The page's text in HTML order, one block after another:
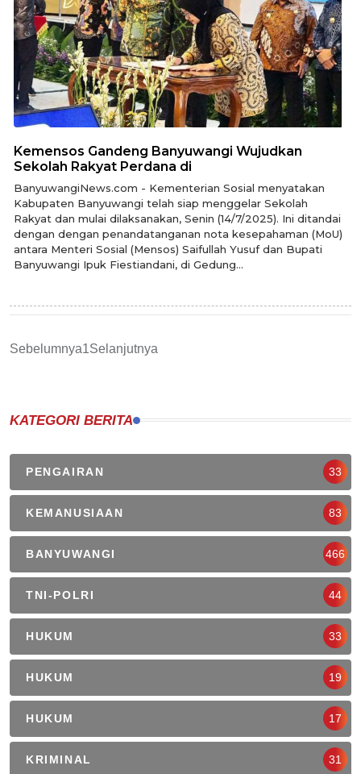
Kemensos Gandeng Banyuwangi Wujudkan
Sekolah Rakyat Perdana di
BanyuwangiNews.com - Kementerian Sosial menyatakan
Kabupaten Banyuwangi telah siap menggelar Sekolah
Rakyat dan mulai dilaksanakan, Senin (14/7/2025). Ini ditandai
dengan dengan penandatanganan nota kesepahaman (MoU)
antara Menteri Sosial (Mensos) Saifullah Yusuf dan Bupati
Banyuwangi Ipuk Fiestiandani, di Gedung...
Sebelumnya1Selanjutnya
KATEGORI BERITA
PENGAIRAN 33
KEMANUSIAAN 83
BANYUWANGI 466
TNI-POLRI 44
HUKUM 33
HUKUM 19
HUKUM 17
KRIMINAL 31